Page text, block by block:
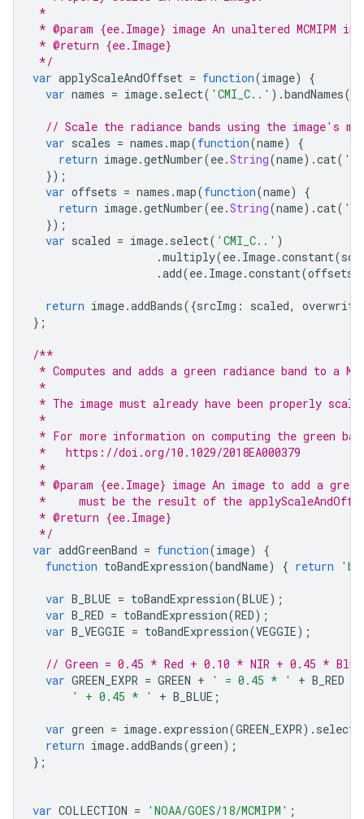
*
* @param {ee.Image} image An unaltered MCMIPM
* @return {ee.Image}
*/
var applyScaleAndOffset = function(image)
{
var names = image. select( 'CMI_C..' ).bandNames
// Scale the radiance bands using the image's
var scales = names .map(function(name)
{
return image.getNumber(ee.String(name).cat(
});
var offsets = names .map(function(name)
{
return image.getNumber(ee.String(name).cat(
});
var scaled = image. select( 'CMI_C..' )
.multiply(ee. Image.constant(
.add(ee. Image.constant(offsets
return image.addBands({srcImg : scaled, overwrite
};
/**
* Computes and adds a green radiance band to a
*
* The image must already have been properly
*
* For more information on computing the green
*   https://doi.org/10.1029/2018EA000379
*
* @param {ee.Image} image An image to add a
*     must be the result of the
* @return {ee.Image}
*/
var addGreenBand = function(image)
{
function toBandExpression(bandName) { return
var B_BLUE = toBandExpression(BLUE);
var B_RED = toBandExpression(RED);
var B_VEGGIE = toBandExpression(VEGGIE);
// Green = 0.45 * Red + 0.10 * NIR + 0.45 * Blue
var GREEN_EXPR = GREEN + ' = 0.45 * ' + B_RED
' + 0.45 * '
+ B_BLUE ;
var green = image. expression(GREEN_EXPR). select
return image.addBands(green);
};
var COLLECTION = 'NOAA/GOES/18/MCMIPM' ;